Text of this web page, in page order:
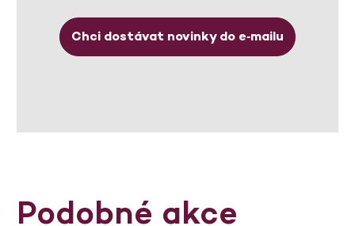
Chci dostávat novinky do e‑mailu
Podobné akce